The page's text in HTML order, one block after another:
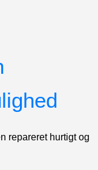
repareret hurtigt og